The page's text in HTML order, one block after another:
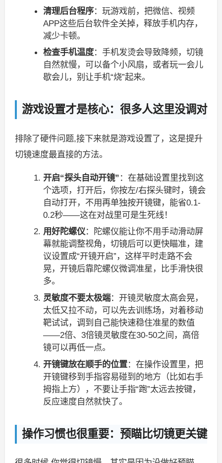
清理后台程序：玩游戏前，把微信、视频
APP这些后台软件全关掉，释放手机内存，
减少卡顿。
检查手机温度：手机发烫会导致降频，切镜
自然就慢，可以备个小风扇，或者玩一会儿
歇会儿，别让手机“烧”起来。
游戏设置才是核心：很多人这里没调对
排除了硬件问题,接下来就是游戏设置了，这是提升
切镜速度最直接的方法。
开启“探头自动开镜” ：在基础设置里找到这
个选项，打开后，你按左/右探头键时，镜会
自动打开，不用再单独按开镜键，能省0.1-
0.2秒——这在对战里可是生死线！
用好陀螺仪：陀螺仪能让你不用手动滑动屏
幕就能调整视角，切镜后可以更快瞄准，建
议设置成“开镜开启”，这样平时走路不会
晃，开镜后靠陀螺仪微调准星，比手滑快很
多。
灵敏度不要太极端：开镜灵敏度太高会晃，
太低又拉不动，可以先去训练场，对着移动
靶试试，调到自己能快速稳住准星的数值
——2倍、3倍镜灵敏度在30-50之间，高倍
镜可以再低一点。
开镜键放在顺手的位置：在操作设置里，把
开镜键移到手指容易碰到的地方（比如右手
拇指上方），不要让手指“跑”太远去按键，
反应速度自然就快了。
操作习惯也很重要：预瞄比切镜更关键